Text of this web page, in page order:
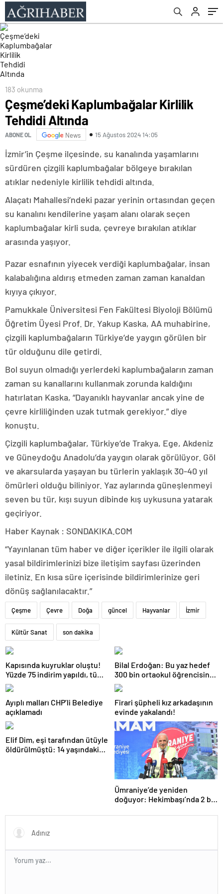
183 okunma
Çeşme’deki Kaplumbağalar Kirlilik
Tehdidi Altında
ABONE OL News 15 Ağustos 2024 14:05
İzmir’in Çeşme ilçesinde, su kanalında yaşamlarını
sürdüren çizgili kaplumbağalar bölgeye bırakılan
atıklar nedeniyle kirlilik tehdidi altında.
Alaçatı Mahallesi’ndeki pazar yerinin ortasından geçen
su kanalını kendilerine yaşam alanı olarak seçen
kaplumbağalar kirli suda, çevreye bırakılan atıklar
arasında yaşıyor.
Pazar esnafının yiyecek verdiği kaplumbağalar, insan
kalabalığına aldırış etmeden zaman zaman kanaldan
kıyıya çıkıyor.
Pamukkale Üniversitesi Fen Fakültesi Biyoloji Bölümü
Öğretim Üyesi Prof. Dr. Yakup Kaska, AA muhabirine,
çizgili kaplumbağaların Türkiye’de yaygın görülen bir
tür olduğunu dile getirdi.
Bol suyun olmadığı yerlerdeki kaplumbağaların zaman
zaman su kanallarını kullanmak zorunda kaldığını
hatırlatan Kaska, “Dayanıklı hayvanlar ancak yine de
çevre kirliliğinden uzak tutmak gerekiyor.” diye
konuştu.
Çizgili kaplumbağalar, Türkiye’de Trakya, Ege, Akdeniz
ve Güneydoğu Anadolu’da yaygın olarak görülüyor. Göl
ve akarsularda yaşayan bu türlerin yaklaşık 30-40 yıl
ömürleri olduğu biliniyor. Yaz aylarında güneşlenmeyi
seven bu tür, kışı suyun dibinde kış uykusuna yatarak
geçiriyor.
Haber Kaynak : SONDAKIKA.COM
“Yayınlanan tüm haber ve diğer içerikler ile ilgili olarak
yasal bildirimlerinizi bize iletişim sayfası üzerinden
iletiniz. En kısa süre içerisinde bildirimlerinize geri
dönüş sağlanılacaktır.”
Çeşme Çevre Doğa güncel Hayvanlar İzmir
Kültür Sanat son dakika
Kapısında kuyruklar oluştu!
Yüzde 75 indirim yapıldı, tüm
ürünler kapış kapış gitti
Bilal Erdoğan: Bu yaz hedef
300 bin ortaokul öğrencisini
yaz okullarında ağırlamak
Ayıplı malları CHP’li Belediye
açıklamadı
Firari şüpheli kız arkadaşının
evinde yakalandı!
Elif Dim, eşi tarafından ütüyle
öldürülmüştü: 14 yaşındaki
Ümraniye’de yeniden
doğuyor: Hekimbaşı’nda 2 bin
konut